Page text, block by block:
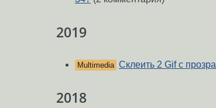
2019
Multimedia Склеить 2 Gif с
2018